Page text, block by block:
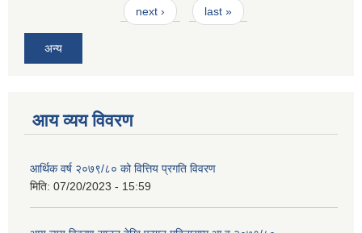
next › last »
अन्य
आय व्यय विवरण
आर्थिक वर्ष २०७९/८० को वित्तिय प्रगति विवरण
मिति: 07/20/2023 - 15:59